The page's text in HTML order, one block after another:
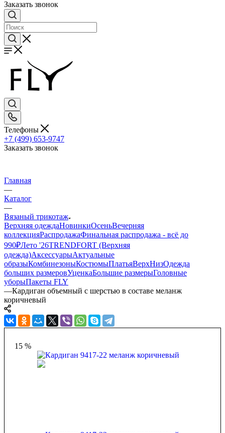
Заказать звонок
Телефоны
+7 (499) 653-9747
Заказать звонок
Главная
—
Каталог
—
Вязаный трикотаж
Верхняя одеждаНовинкиОсеньВечерняя
коллекцияРаспродажаФинальная распродажа - всё до
990₽Лето '26TRENDFORT (Верхняя
одежда)АксессуарыАктуальные
образыКомбинезоныКостюмыПлатьяВерхНизОдежда
больших размеровУценкаБольшие размерыГоловные
уборыПакеты FLY
—Кардиган объемный с шерстью в составе меланж
коричневый
15 %